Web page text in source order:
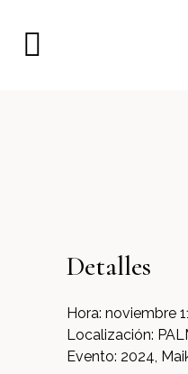
Detalles
Hora: noviembre
Localización:
Evento: 2024,